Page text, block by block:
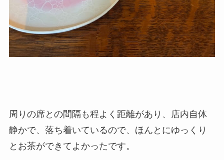
周りの席との間隔も程よく距離があり、店内自体
静かで、落ち着いているので、ほんとにゆっくり
とお茶ができてよかったです。